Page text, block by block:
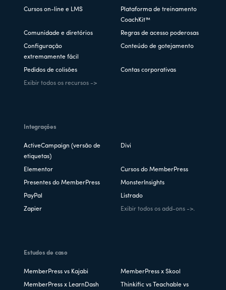
Cursos on-line e LMS
Plataforma de treinamento
CoachKit™
Comunidade e diretórios Regras de acesso poderosas
Configuração
extremamente fácil
Conteúdo de gotejamento
Pedidos de colisões Contas corporativas
Exibir todos os recursos ->
Integrações
ActiveCampaign (versão de
etiquetas)
Divi
Elementor Cursos do MemberPress
Presentes do MemberPress MonsterInsights
PayPal Listrado
Zapier Exibir todos os add-ons ->.
Estudos de caso
MemberPress vs Kajabi MemberPress x Skool
MemberPress x LearnDash
Thinkific vs Teachable vs